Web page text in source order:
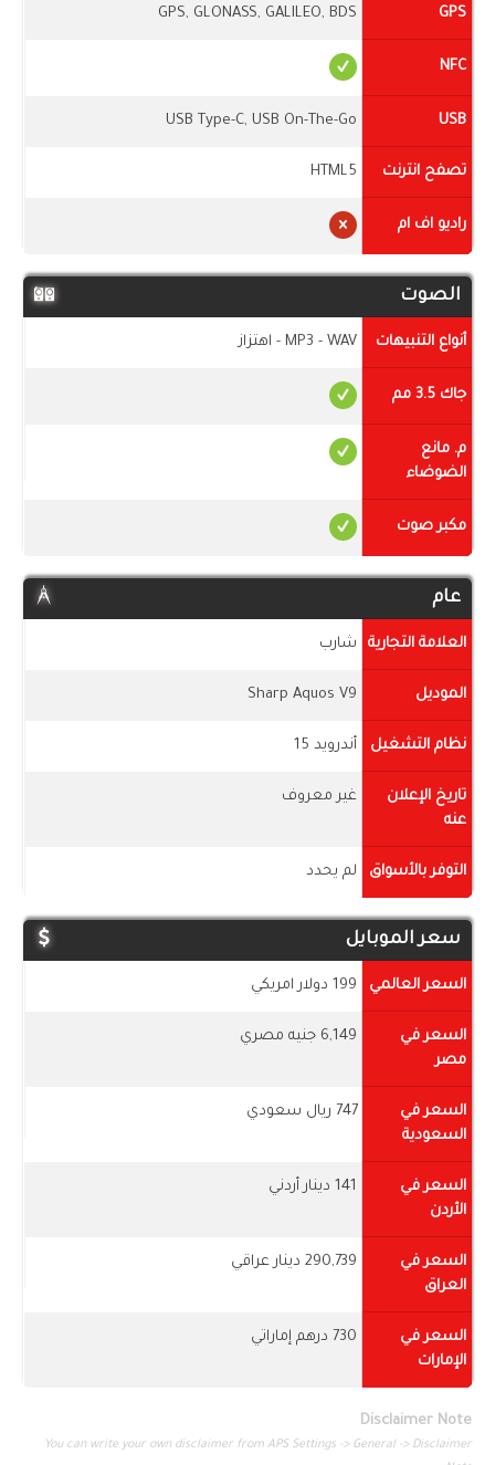
GPS
GPS, GLONASS, GALILEO, BDS
NFC
USB
USB Type-C, USB On-The-Go
تصفح انترنت HTML5
راديو اف ام
الصوت
أنواع التنبيهات MP3 - WAV - اهتزاز
جاك 3.5 مم
م. مانع
الضوضاء
مكبر صوت
عام
العلامة التجارية شارب
الموديل Sharp Aquos V9
نظام التشغيل أندرويد 15
تاريخ الإعلان
عنه
غير معروف
التوفر بالأسواق لم يحدد
سعر الموبايل
السعر العالمي 199 دولار امريكي
السعر في
مصر
6,149 جنيه مصري
السعر في
السعودية
747 ريال سعودي
السعر في
الأردن
141 دينار أردني
السعر في
العراق
290,739 دينار عراقي
السعر في
الإمارات
730 درهم إماراتي
Disclaimer Note
You can write your own disclaimer from APS Settings -> General -> Disclaimer